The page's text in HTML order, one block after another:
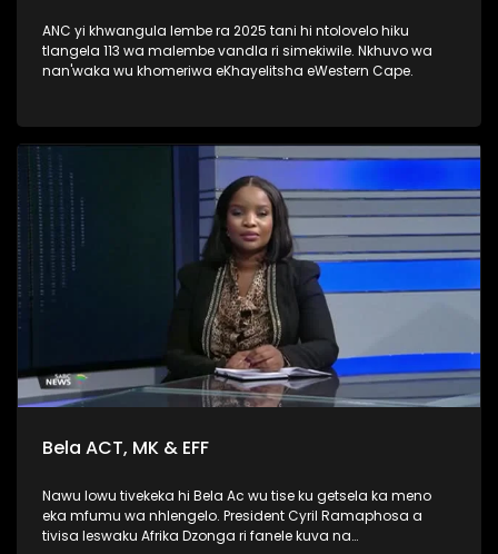
ANC yi khwangula lembe ra 2025 tani hi ntolovelo hiku
tlangela 113 wa malembe vandla ri simekiwile. Nkhuvo wa
nan'waka wu khomeriwa eKhayelitsha eWestern Cape.
Bela ACT, MK & EFF
Nawu lowu tivekeka hi Bela Ac wu tise ku getsela ka meno
eka mfumu wa nhlengelo. President Cyril Ramaphosa a
tivisa leswaku Afrika Dzonga ri fanele kuva na